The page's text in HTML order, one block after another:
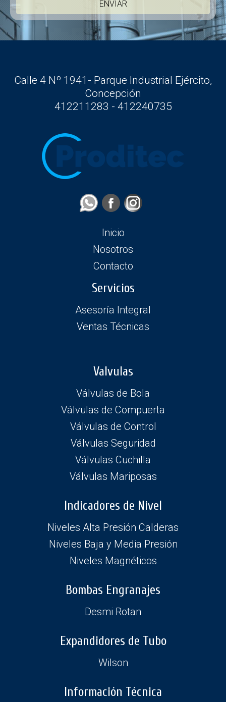
Calle 4 Nº 1941- Parque Industrial Ejército,
Concepción
412211283 - 412240735
Inicio
Nosotros
Contacto
Servicios
Asesoría Integral
Ventas Técnicas
Valvulas
Válvulas de Bola
Válvulas de Compuerta
Válvulas de Control
Válvulas Seguridad
Válvulas Cuchilla
Válvulas Mariposas
Indicadores de Nivel
Niveles Alta Presión Calderas
Niveles Baja y Media Presión
Niveles Magnéticos
Bombas Engranajes
Desmi Rotan
Expandidores de Tubo
Wilson
Información Técnica